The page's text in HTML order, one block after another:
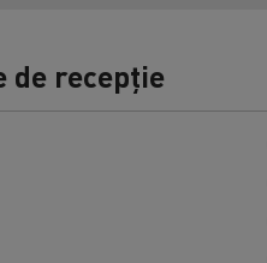
de recepție